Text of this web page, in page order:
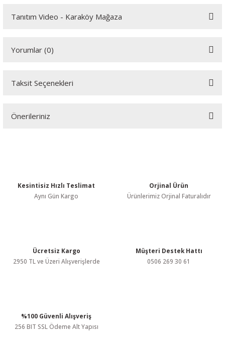
Tanıtım Video - Karaköy Mağaza
Yorumlar (0)
Bu ürüne ilk yorumu siz yapın!
Taksit Seçenekleri
Önerileriniz
Ürün resmi kalitesiz, bozuk veya görüntülenemiyor.
Bu ürüne benzer farklı alternatifler olmalı.
Kesintisiz Hızlı Teslimat
Aynı Gün Kargo
Orjinal Ürün
Ürünlerimiz Orjinal Faturalıdır
Ücretsiz Kargo
2950 TL ve Üzeri Alışverişlerde
Müşteri Destek Hattı
0506 269 30 61
%100 Güvenli Alışveriş
256 BIT SSL Ödeme Alt Yapısı